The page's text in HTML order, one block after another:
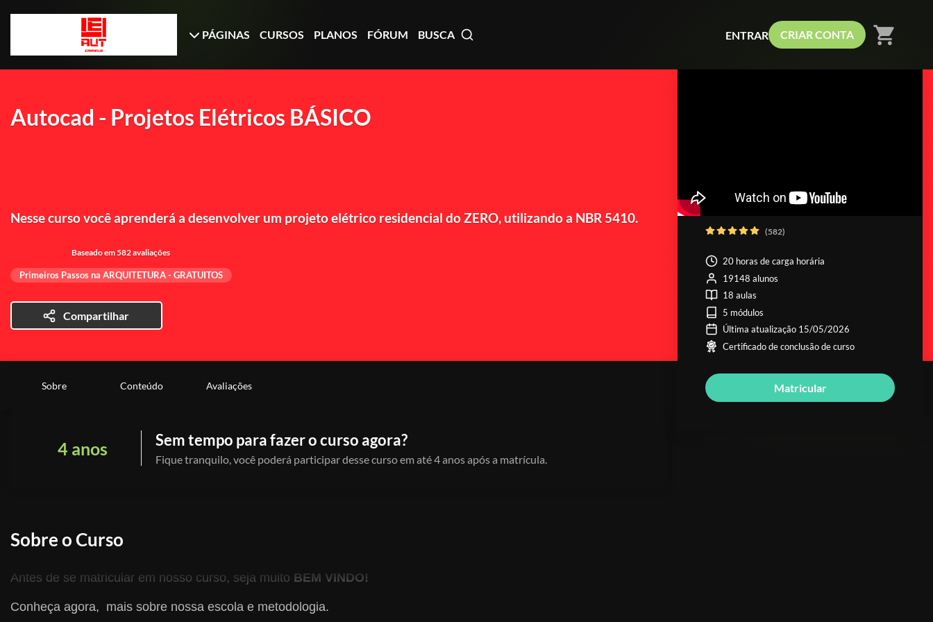
PÁGINAS CURSOS PLANOS FÓRUM BUSCA ENTRAR CRIAR CONTA shopping_cart
Autocad - Projetos Elétricos BÁSICO
Nesse curso você aprenderá a desenvolver um projeto elétrico residencial do ZERO, utilizando a NBR 5410.
Baseado em 582 avaliações
Primeiros Passos na ARQUITETURA - GRATUITOS
Compartilhar
Sobre Conteúdo Avaliações
4 anos Sem tempo para fazer o curso agora?
Fique tranquilo, você poderá participar desse curso em até 4 anos após a matrícula.
Sobre o Curso
Antes de se matricular em nosso curso, seja muito BEM VINDO!
Conheça agora, mais sobre nossa escola e metodologia.
(582)
20 horas de carga horária
19148 alunos
18 aulas
5 módulos
Última atualização 15/05/2026
Certificado de conclusão de curso
Matricular